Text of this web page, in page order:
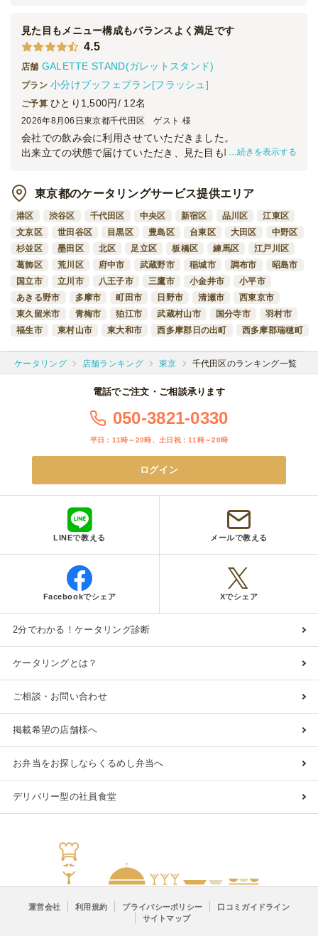
人気でした。時間通りに届けていただけたのも助かりまし
た。また機会があればぜひ利用したいです。
見た目もメニュー構成もバランスよく満足です
4.5
店舗 GALETTE STAND(ガレットスタンド)
プラン 小分けブッフェプラン[フラッシュ]
ご予算 ひとり1,500円/ 12名
2026年8月06日 東京都千代田区 ゲスト 様
会社での飲み会に利用させていただきました。
出来立ての状態で届けていただき、見た目も味も美しく
ボリュームやメニューの内容もバランスよく女子にも男子に
も
ちょうどよかったと思います。ありがとうございました。
続きを表示する
東京都のケータリングサービス提供エリア
港区 渋谷区 千代田区 中央区 新宿区 品川区
江東区
文京区
世田谷区 目黒区 豊島区 台東区 大田区
中野区
杉並区
墨田区 北区 足立区 板橋区 練馬区
江戸川区
葛飾区
荒川区 府中市 武蔵野市 稲城市 調布市
昭島市
国立市
立川市 八王子市 三鷹市 小金井市
小平市
あきる野市
多摩市 町田市 日野市 清瀬市
西東京市
東久留米市
青梅市 狛江市 武蔵村山市 国分寺市
羽村市
福生市
東村山市 東大和市 西多摩郡日の出町 西多摩郡瑞穂町
ケータリング 店舗ランキング 東京 千代田区のランキング一覧
電話でご注文・ご相談承ります
050-3821-0330
平日：11時～20時、土日祝：11時～20時
ログイン
LINEで教える メールで教える
Facebookでシェア Xでシェア
2分でわかる！ケータリング診断
ケータリングとは？
ご相談・お問い合わせ
掲載希望の店舗様へ
お弁当をお探しならくるめし弁当へ
デリバリー型の社員食堂
運営会社 利用規約 プライバシーポリシー
口コミガイドライン
サイトマップ